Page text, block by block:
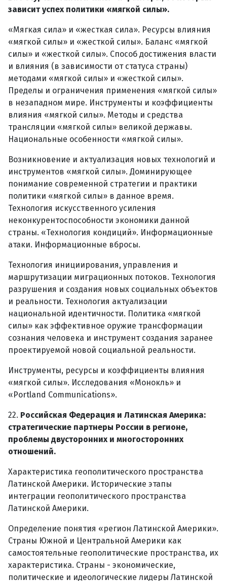
зависит успех политики «мягкой силы».
«Мягкая сила» и «жесткая сила». Ресурсы влияния
«мягкой силы» и «жесткой силы». Баланс «мягкой
силы» и «жесткой силы». Способ достижения власти
и влияния (в зависимости от статуса страны)
методами «мягкой силы» и «жесткой силы».
Пределы и ограничения применения «мягкой силы»
в незападном мире. Инструменты и коэффициенты
влияния «мягкой силы». Методы и средства
трансляции «мягкой силы» великой державы.
Национальные особенности «мягкой силы».
Возникновение и актуализация новых технологий и
инструментов «мягкой силы». Доминирующее
понимание современной стратегии и практики
политики «мягкой силы» в данное время.
Технология искусственного усиления
неконкурентоспособности экономики данной
страны. «Технология кондиций». Информационные
атаки. Информационные вбросы.
Технология инициирования, управления и
маршрутизации миграционных потоков. Технология
разрушения и создания новых социальных объектов
и реальности. Технология актуализации
национальной идентичности. Политика «мягкой
силы» как эффективное оружие трансформации
сознания человека и инструмент создания заранее
проектируемой новой социальной реальности.
Инструменты, ресурсы и коэффициенты влияния
«мягкой силы». Исследования «Монокль» и
«Portland Communications».
22. Российская Федерация и Латинская Америка:
стратегические партнеры России в регионе,
проблемы двусторонних и многосторонних
отношений.
Характеристика геополитического пространства
Латинской Америки. Исторические этапы
интеграции геополитического пространства
Латинской Америки.
Определение понятия «регион Латинской Америки».
Страны Южной и Центральной Америки как
самостоятельные геополитические пространства, их
характеристика. Страны - экономические,
политические и идеологические лидеры Латинской